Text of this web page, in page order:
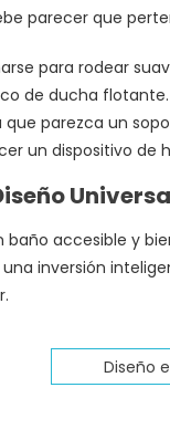
parecer que
para rodear
de ducha flotante.
parezca un
un dispositivo de
accesible y
inversión
Diseño